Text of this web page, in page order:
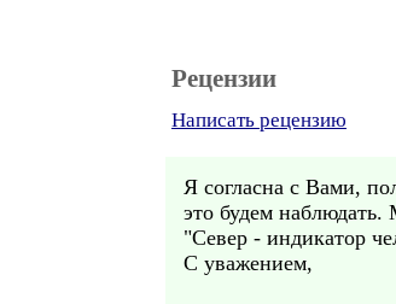
Рецензии
Написать рецензию
Я согласна с Вами,
это будем
"Север - индикатор
С уважением,